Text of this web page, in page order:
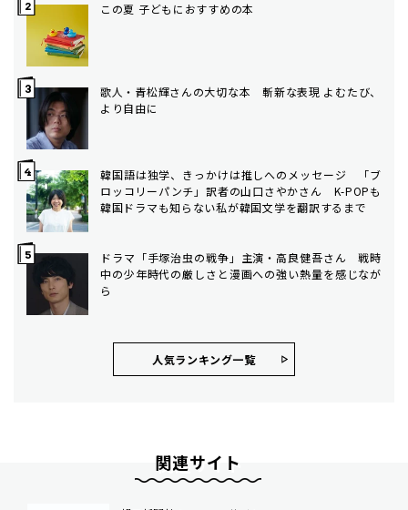
この夏 子どもにおすすめの本
歌人・青松輝さんの大切な本 斬新な表現 よむたび、
より自由に
韓国語は独学、きっかけは推しへのメッセージ 「ブ
ロッコリーパンチ」訳者の山口さやかさん K-POPも
韓国ドラマも知らない私が韓国文学を翻訳するまで
ドラマ「手塚治虫の戦争」主演・高良健吾さん 戦時
中の少年時代の厳しさと漫画への強い熱量を感じなが
ら
人気ランキング⼀覧
関連サイト